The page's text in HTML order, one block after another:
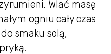
Wlać masę
ogniu cały czas
smaku solą,